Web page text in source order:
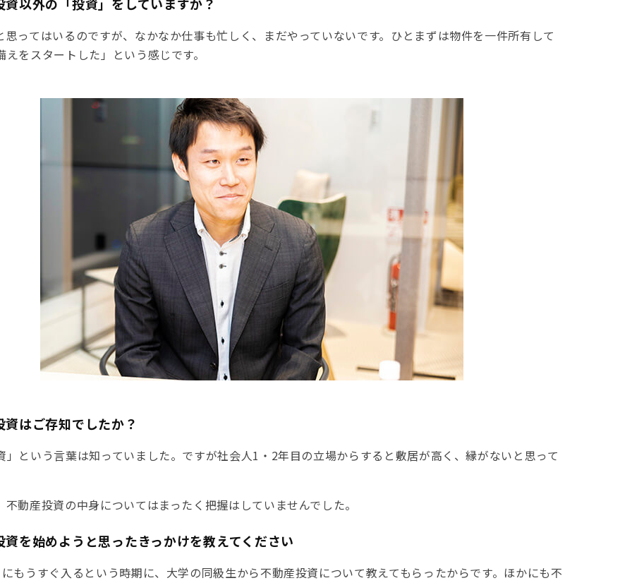
思ってはいるのですが、なかなか仕事も忙しく、まだやっていないです。ひとまずは物件を一件所有して
えをスタートした」という感じです。
はご存知でしたか？
」という言葉は知っていました。ですが社会人1・2年目の立場からすると敷居が高く、縁がないと思って
不動産投資の中身についてはまったく把握はしていませんでした。
を始めようと思ったきっかけを教えてください
もうすぐ入るという時期に、大学の同級生から不動産投資について教えてもらったからです。ほかにも不